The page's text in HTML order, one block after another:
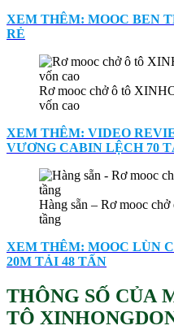
XEM THÊM: MOOC BEN
RẺ
Rơ mooc chở ô tô
vốn cao
XEM THÊM: VIDEO
VƯƠNG CABIN LỆCH 70
Hàng sẵn – Rơ mooc
tầng
XEM THÊM: MOOC LÙN
20M TẢI 48 TẤN
THÔNG SỐ CỦA
TÔ